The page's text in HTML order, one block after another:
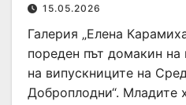
15.05.2026
Галерия „Елена
пореден път домакин
на випускниците на
Доброплодни“. Младите